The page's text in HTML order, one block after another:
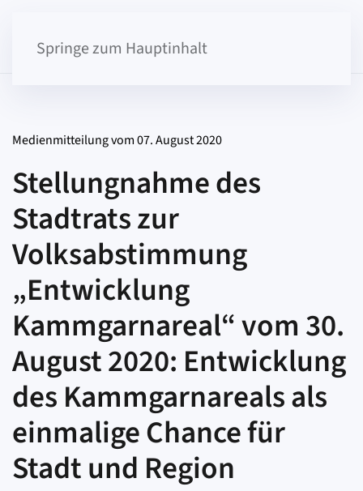
Springe zum Hauptinhalt
Medienmitteilung vom 07. August 2020
Stellungnahme des
Stadtrats zur
Volksabstimmung
„Entwicklung
Kammgarnareal“ vom 30.
August 2020: Entwicklung
des Kammgarnareals als
einmalige Chance für
Stadt und Region